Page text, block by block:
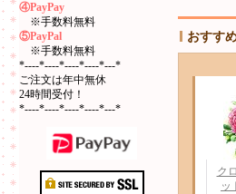
④PayPay
※手数料無料
⑤PayPal
※手数料無料
*----*----*----*----*---*
ご注文は年中無休
24時間受付！
*----*----*----*----*---*
おすす
ク
ッ